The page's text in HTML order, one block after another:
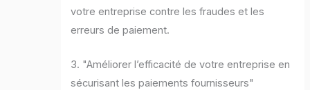
votre entreprise contre les fraudes et les
erreurs de paiement.
3. "Améliorer l’efficacité de votre entreprise en
sécurisant les paiements fournisseurs"